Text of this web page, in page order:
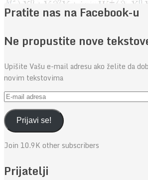
Pratite nas na Facebook-u
Ne propustite nove
Upišite Vašu e-mail adresu ako želite da
novim tekstovima
E-
mail
adresaPrijavi se!
Join 10.9K other subscribers
Prijatelji